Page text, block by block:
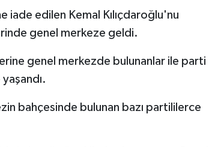
iade edilen Kemal Kılıçdaroğlu'nu
genel merkeze geldi.
genel merkezde bulunanlar ile parti
bahçesinde bulunan bazı partililerce